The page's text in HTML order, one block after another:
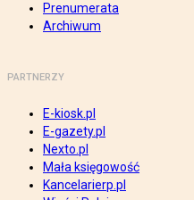
Prenumerata
Archiwum
PARTNERZY
E-kiosk.pl
E-gazety.pl
Nexto.pl
Mała księgowość
Kancelarierp.pl